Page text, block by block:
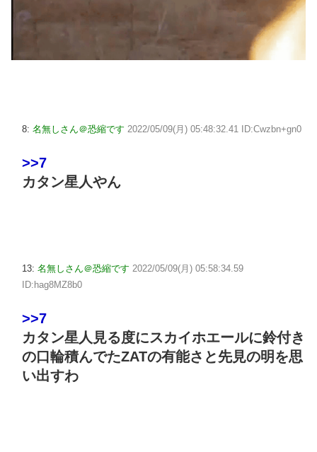
8: 名無しさん＠恐縮です 2022/05/09(月) 05:48:32.41 ID:Cwzbn+gn0
>>7
カタン星人やん
13: 名無しさん＠恐縮です 2022/05/09(月) 05:58:34.59
ID:hag8MZ8b0
>>7
カタン星人見る度にスカイホエールに鈴付き
の口輪積んでたZATの有能さと先見の明を思
い出すわ